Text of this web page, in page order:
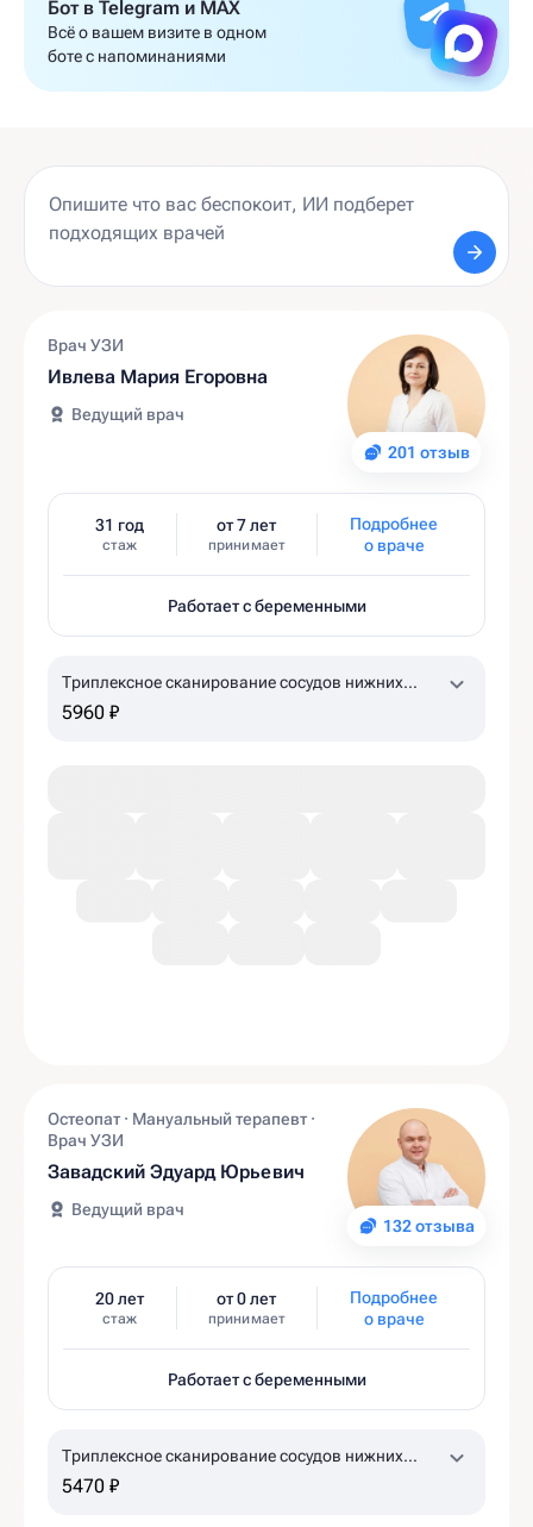
Бот в Telegram и MAX
Всё о вашем визите в одном
боте с напоминаниями
201 отзыв
Врач УЗИ
Ивлева Мария Егоровна
Ведущий врач
31 год
стаж
от 7 лет
принимает
Подробнее
о враче
Работает с беременными
Триплексное сканирование сосудов нижних
конечностей
5960 ₽
132 отзыва
Остеопат · Мануальный терапевт ·
Врач УЗИ
Завадский Эдуард Юрьевич
Ведущий врач
20 лет
стаж
от 0 лет
принимает
Подробнее
о враче
Работает с беременными
Триплексное сканирование сосудов нижних
конечностей
5470 ₽